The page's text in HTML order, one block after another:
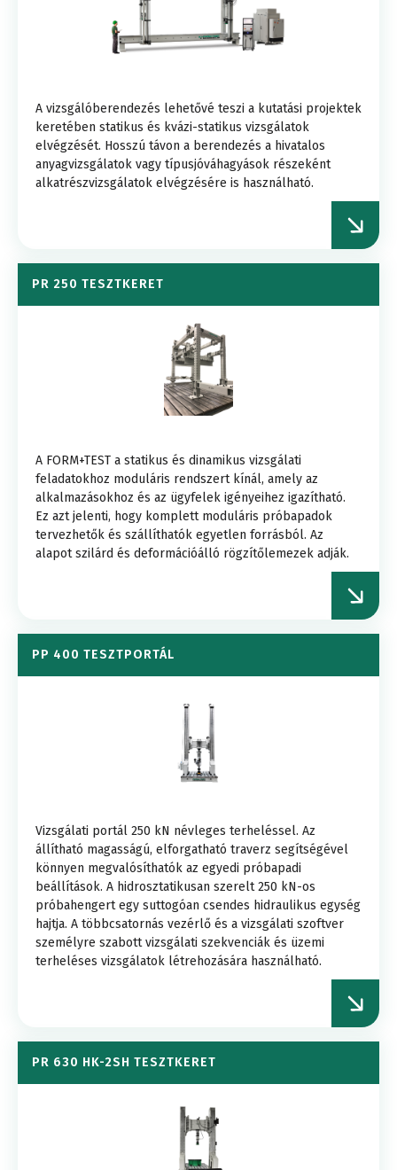
A vizsgálóberendezés lehetővé teszi a kutatási projektek
keretében statikus és kvázi-statikus vizsgálatok
elvégzését. Hosszú távon a berendezés a hivatalos
anyagvizsgálatok vagy típusjóváhagyások részeként
alkatrészvizsgálatok elvégzésére is használható.
PR 250 TESZTKERET
A FORM+TEST a statikus és dinamikus vizsgálati
feladatokhoz moduláris rendszert kínál, amely az
alkalmazásokhoz és az ügyfelek igényeihez igazítható.
Ez azt jelenti, hogy komplett moduláris próbapadok
tervezhetők és szállíthatók egyetlen forrásból. Az
alapot szilárd és deformációálló rögzítőlemezek adják.
PP 400 TESZTPORTÁL
Vizsgálati portál 250 kN névleges terheléssel. Az
állítható magasságú, elforgatható traverz segítségével
könnyen megvalósíthatók az egyedi próbapadi
beállítások. A hidrosztatikusan szerelt 250 kN-os
próbahengert egy suttogóan csendes hidraulikus egység
hajtja. A többcsatornás vezérlő és a vizsgálati szoftver
személyre szabott vizsgálati szekvenciák és üzemi
terheléses vizsgálatok létrehozására használható.
PR 630 HK-2SH TESZTKERET